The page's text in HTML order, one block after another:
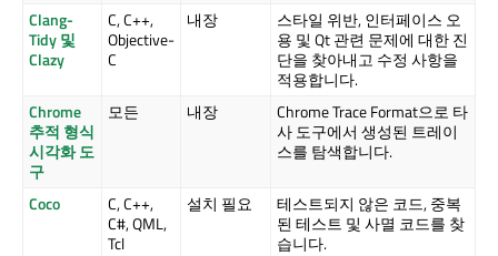
Clang-
Tidy 및
Clazy
C, C++,
Objective-
C
내장
스타일 위반, 인터페이스 오
용 및 Qt 관련 문제에 대한 진
단을 찾아내고 수정 사항을
적용합니다.
Chrome
추적 형식
시각화 도
구
모든 내장
Chrome Trace Format으로 타
사 도구에서 생성된 트레이
스를 탐색합니다.
Coco
C, C++,
C#, QML,
Tcl
설치 필요
테스트되지 않은 코드, 중복
된 테스트 및 사멸 코드를 찾
습니다.